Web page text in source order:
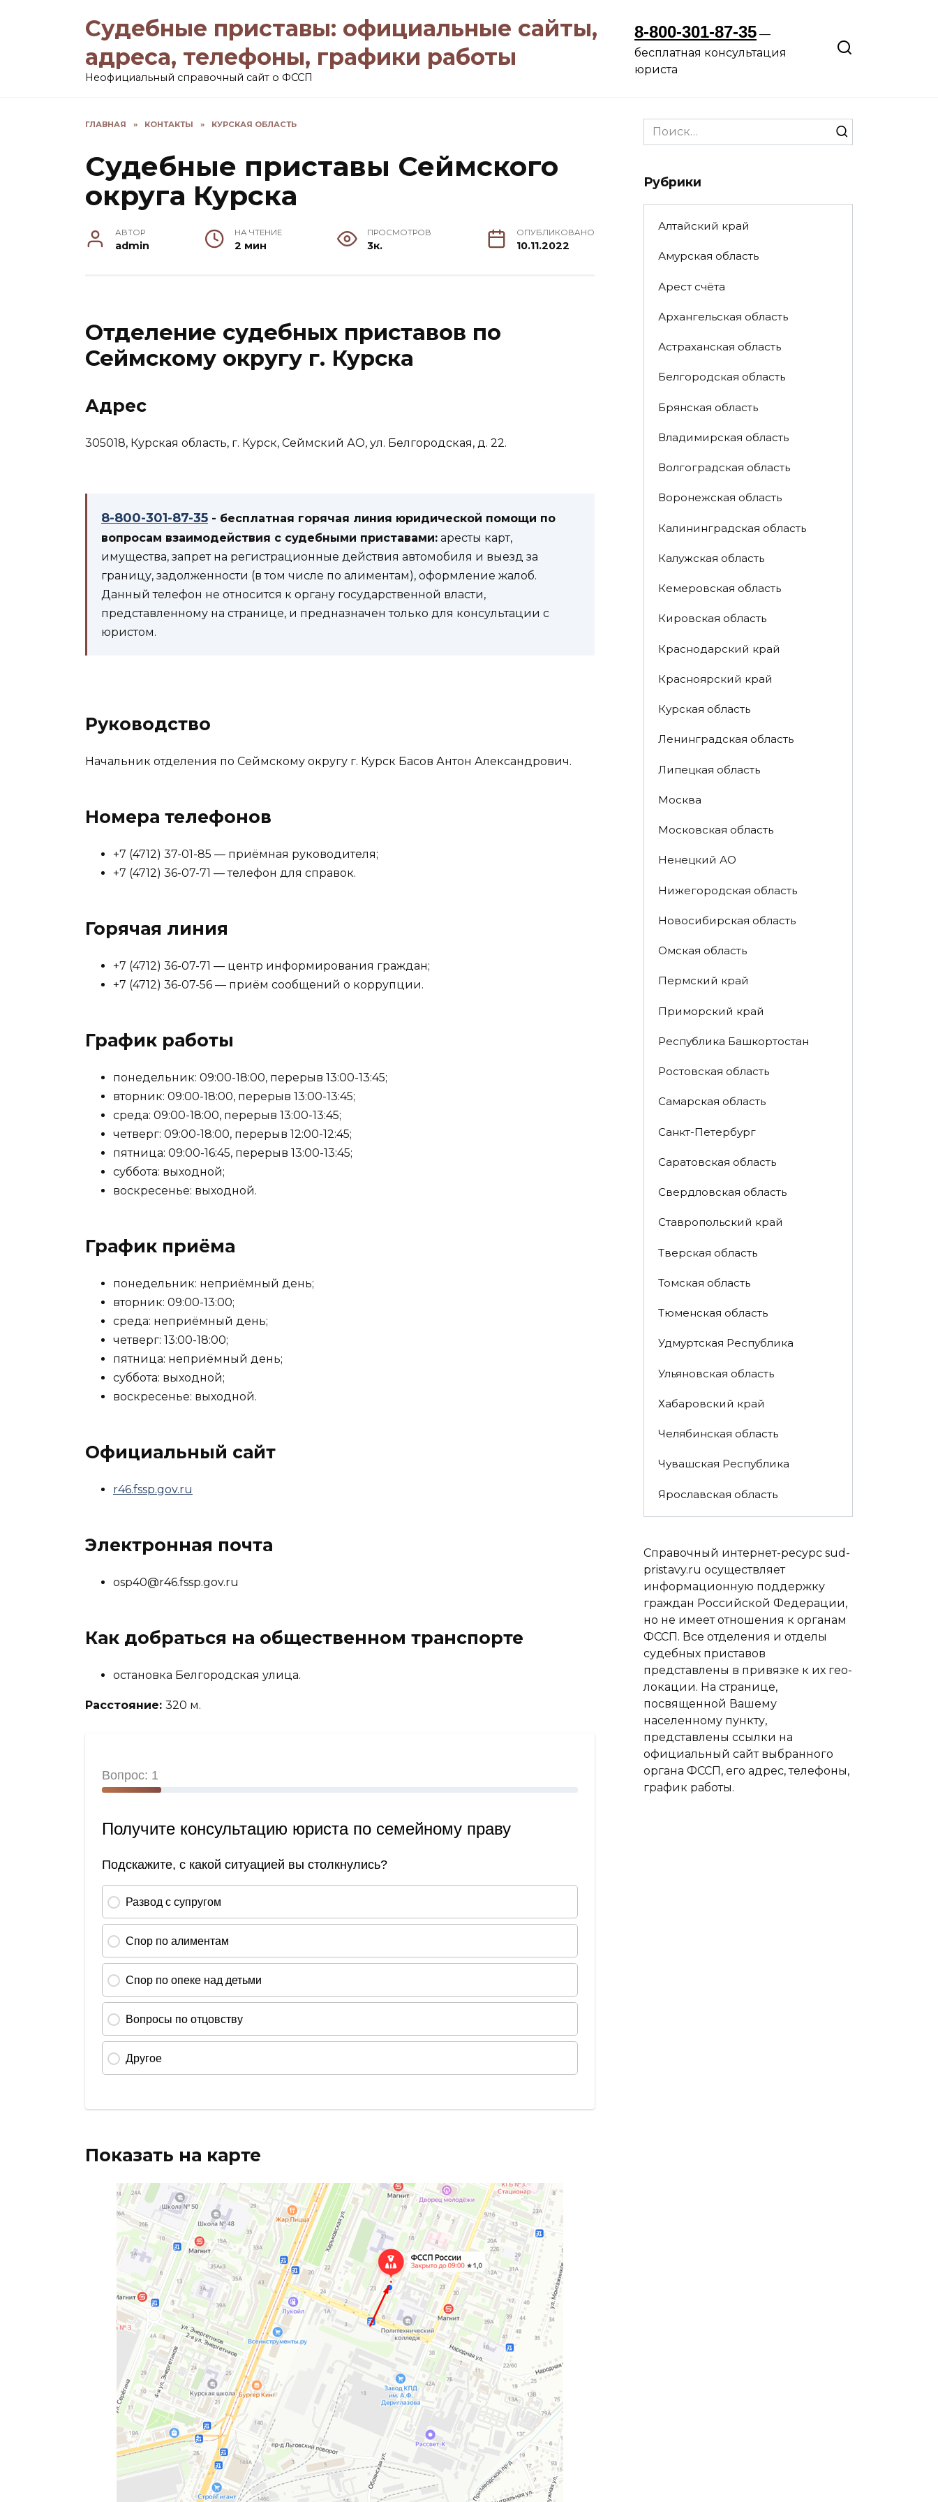
Судебные приставы: официальные сайты,
адреса, телефоны, графики работы
Неофициальный справочный сайт о ФССП
8-800-301-87-35 —
бесплатная консультация
юриста
ГЛАВНАЯ » КОНТАКТЫ » КУРСКАЯ ОБЛАСТЬ
Судебные приставы Сеймского
округа Курска
АВТОР
admin
НА ЧТЕНИЕ
2 мин
ПРОСМОТРОВ
3к.
ОПУБЛИКОВАНО
10.11.2022
Отделение судебных приставов по
Сеймскому округу г. Курска
Адрес
305018, Курская область, г. Курск, Сеймский АО, ул. Белгородская, д. 22.
8-800-301-87-35 - бесплатная горячая линия юридической помощи по
вопросам взаимодействия с судебными приставами: аресты карт,
имущества, запрет на регистрационные действия автомобиля и выезд за
границу, задолженности (в том числе по алиментам), оформление жалоб.
Данный телефон не относится к органу государственной власти,
представленному на странице, и предназначен только для консультации с
юристом.
Руководство
Начальник отделения по Сеймскому округу г. Курск Басов Антон Александрович.
Номера телефонов
+7 (4712) 37-01-85 — приёмная руководителя;
+7 (4712) 36-07-71 — телефон для справок.
Горячая линия
+7 (4712) 36-07-71 — центр информирования граждан;
+7 (4712) 36-07-56 — приём сообщений о коррупции.
График работы
понедельник: 09:00-18:00, перерыв 13:00-13:45;
вторник: 09:00-18:00, перерыв 13:00-13:45;
среда: 09:00-18:00, перерыв 13:00-13:45;
четверг: 09:00-18:00, перерыв 12:00-12:45;
пятница: 09:00-16:45, перерыв 13:00-13:45;
суббота: выходной;
воскресенье: выходной.
График приёма
понедельник: неприёмный день;
вторник: 09:00-13:00;
среда: неприёмный день;
четверг: 13:00-18:00;
пятница: неприёмный день;
суббота: выходной;
воскресенье: выходной.
Официальный сайт
r46.fssp.gov.ru
Электронная почта
osp40@r46.fssp.gov.ru
Как добраться на общественном транспорте
остановка Белгородская улица.
Расстояние: 320 м.
Показать на карте
Search
for:
Рубрики
Алтайский край
Амурская область
Арест счёта
Архангельская область
Астраханская область
Белгородская область
Брянская область
Владимирская область
Волгоградская область
Воронежская область
Калининградская область
Калужская область
Кемеровская область
Кировская область
Краснодарский край
Красноярский край
Курская область
Ленинградская область
Липецкая область
Москва
Московская область
Ненецкий АО
Нижегородская область
Новосибирская область
Омская область
Пермский край
Приморский край
Республика Башкортостан
Ростовская область
Самарская область
Санкт-Петербург
Саратовская область
Свердловская область
Ставропольский край
Тверская область
Томская область
Тюменская область
Удмуртская Республика
Ульяновская область
Хабаровский край
Челябинская область
Чувашская Республика
Ярославская область
Справочный интернет-ресурс sud-
pristavy.ru осуществляет
информационную поддержку
граждан Российской Федерации,
но не имеет отношения к органам
ФССП. Все отделения и отделы
судебных приставов
представлены в привязке к их гео-
локации. На странице,
посвященной Вашему
населенному пункту,
представлены ссылки на
официальный сайт выбранного
органа ФССП, его адрес, телефоны,
график работы.